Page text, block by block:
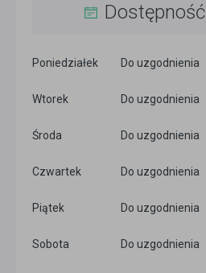
Dostępność
Poniedziałek Do uzgodnienia
Wtorek Do uzgodnienia
Środa Do uzgodnienia
Czwartek Do uzgodnienia
Piątek Do uzgodnienia
Sobota Do uzgodnienia